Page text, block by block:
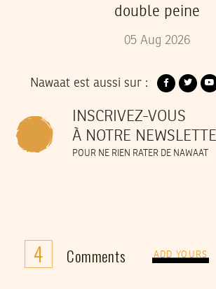
double peine
05 Aug 2026
Nawaat est aussi sur :
INSCRIVEZ-VOUS
À NOTRE
POUR NE RIEN RATER DE NAWAAT
4 Comments ADD YOURS